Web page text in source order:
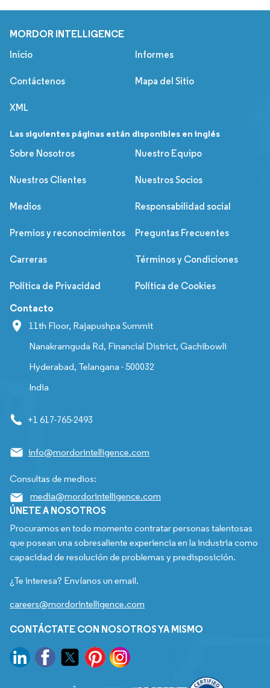
MORDOR INTELLIGENCE
Inicio Informes
Contáctenos Mapa del Sitio
XML
Las siguientes páginas están disponibles en inglés
Sobre Nosotros
Nuestro Equipo
Nuestros Clientes Nuestros Socios
Medios Responsabilidad social
Premios y reconocimientos Preguntas Frecuentes
Carreras Términos y Condiciones
Política de Privacidad Política de Cookies
Contacto
11th Floor, Rajapushpa Summit
Nanakramguda Rd, Financial District, Gachibowli
Hyderabad, Telangana - 500032
India
+1 617-765-2493
info@mordorintelligence.com
Consultas de medios:
media@mordorintelligence.com
ÚNETE A NOSOTROS
Procuramos en todo momento contratar personas talentosas
que posean una sobresaliente experiencia en la industria como
capacidad de resolución de problemas y predisposición.
¿Te interesa? Envíanos un email.
careers@mordorintelligence.com
CONTÁCTATE CON NOSOTROS YA MISMO